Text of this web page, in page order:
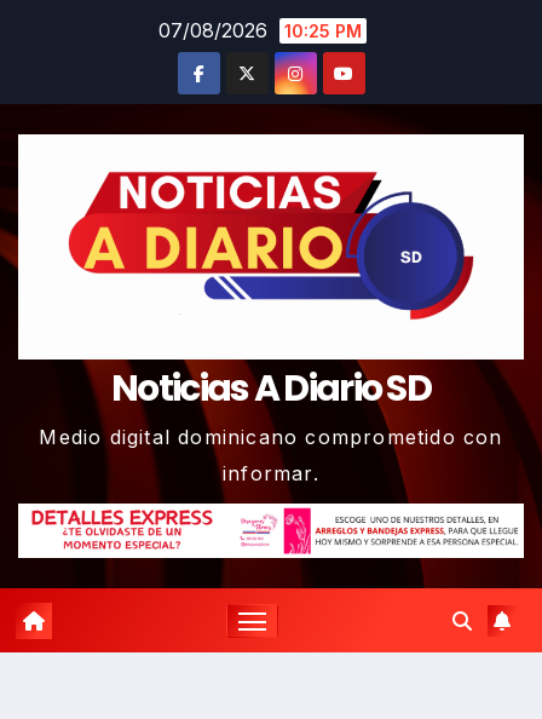
07/08/2026 10:25 PM
Noticias A Diario SD
Medio digital dominicano comprometido con
informar.